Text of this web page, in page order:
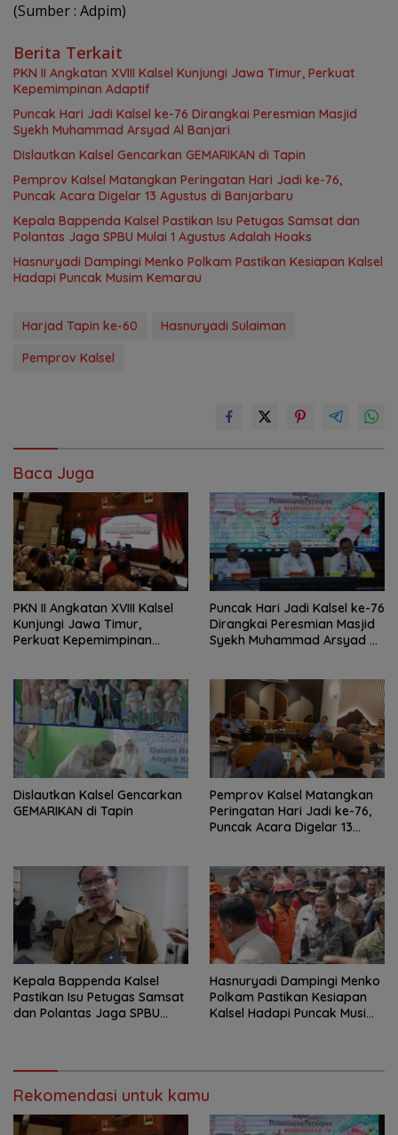
(Sumber : Adpim)
Berita Terkait
PKN II Angkatan XVIII Kalsel Kunjungi Jawa Timur, Perkuat
Kepemimpinan Adaptif
Puncak Hari Jadi Kalsel ke-76 Dirangkai Peresmian Masjid
Syekh Muhammad Arsyad Al Banjari
Dislautkan Kalsel Gencarkan GEMARIKAN di Tapin
Pemprov Kalsel Matangkan Peringatan Hari Jadi ke-76,
Puncak Acara Digelar 13 Agustus di Banjarbaru
Kepala Bappenda Kalsel Pastikan Isu Petugas Samsat dan
Polantas Jaga SPBU Mulai 1 Agustus Adalah Hoaks
Hasnuryadi Dampingi Menko Polkam Pastikan Kesiapan Kalsel
Hadapi Puncak Musim Kemarau
Harjad Tapin ke-60
Hasnuryadi Sulaiman
Pemprov Kalsel
Baca Juga
PKN II Angkatan XVIII Kalsel
Kunjungi Jawa Timur,
Perkuat Kepemimpinan
Puncak Hari Jadi Kalsel ke-76
Dirangkai Peresmian Masjid
Syekh Muhammad Arsyad Al
Dislautkan Kalsel Gencarkan
GEMARIKAN di Tapin
Pemprov Kalsel Matangkan
Peringatan Hari Jadi ke-76,
Puncak Acara Digelar 13
Kepala Bappenda Kalsel
Pastikan Isu Petugas Samsat
dan Polantas Jaga SPBU
Hasnuryadi Dampingi Menko
Polkam Pastikan Kesiapan
Kalsel Hadapi Puncak Musim
Rekomendasi untuk kamu